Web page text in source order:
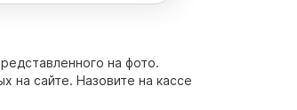
на фото.
на сайте. Назовите на кассе